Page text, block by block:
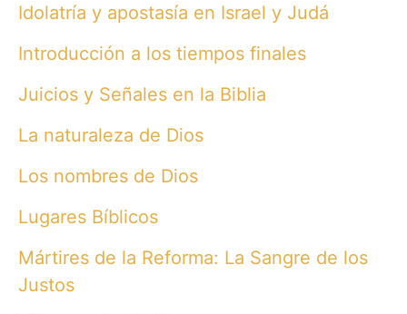
Idolatría y apostasía en Israel y Judá
Introducción a los tiempos finales
Juicios y Señales en la Biblia
La naturaleza de Dios
Los nombres de Dios
Lugares Bíblicos
Mártires de la Reforma: La Sangre de los
Justos